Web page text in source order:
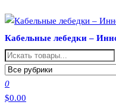
к
содержимому
Кабельные лебедки –
0
$0.00